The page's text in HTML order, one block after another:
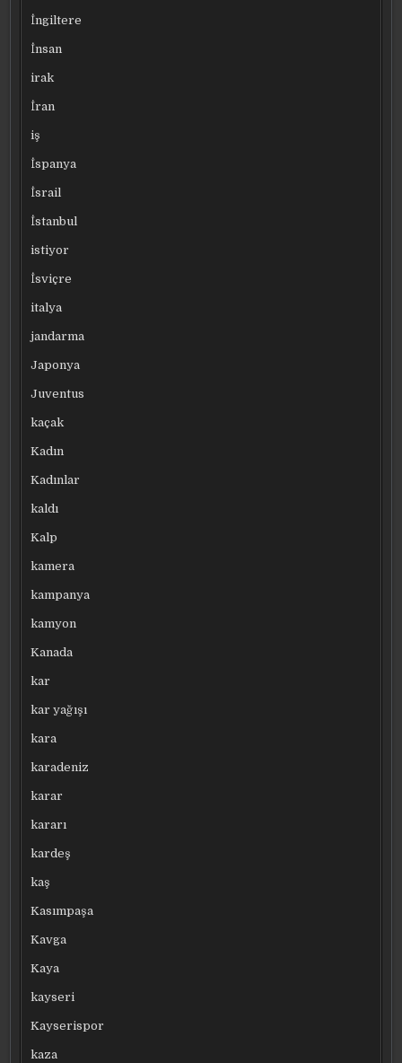
İngiltere
İnsan
irak
İran
iş
İspanya
İsrail
İstanbul
istiyor
İsviçre
italya
jandarma
Japonya
Juventus
kaçak
Kadın
Kadınlar
kaldı
Kalp
kamera
kampanya
kamyon
Kanada
kar
kar yağışı
kara
karadeniz
karar
kararı
kardeş
kaş
Kasımpaşa
Kavga
Kaya
kayseri
Kayserispor
kaza